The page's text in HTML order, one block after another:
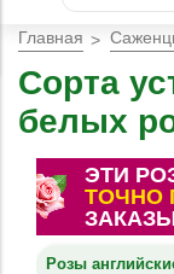
Главная
Сорта
белых
ЭТИ
ТОЧНО
Розы